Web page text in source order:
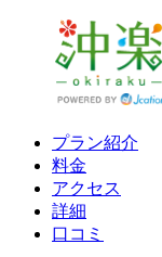
プラン紹介
料金
アクセス
詳細
口コミ